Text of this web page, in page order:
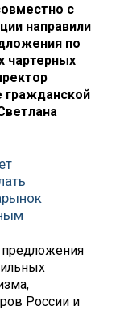
с
направили
по
чартерных
гражданской
предложения
России и